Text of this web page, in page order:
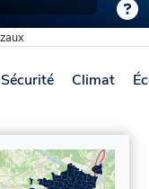
Sécurité Climat